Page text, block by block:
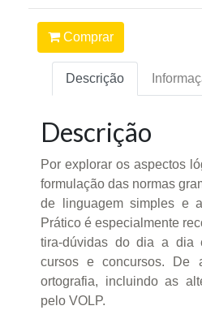
Comprar
Descrição
Descrição
Por explorar os aspectos
formulação das normas
de linguagem simples e
Prático é especialmente
tira-dúvidas do dia a dia
cursos e concursos. De
ortografia, incluindo as
pelo VOLP.